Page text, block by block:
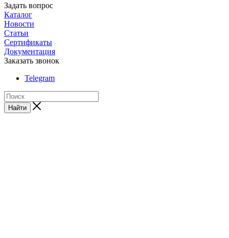
Задать вопрос
Каталог
Новости
Статьи
Сертификаты
Документация
Заказать звонок
Telegram
Найти